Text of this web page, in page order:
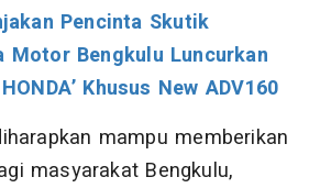
Pencinta Skutik
Motor Bengkulu Luncurkan
Khusus New ADV160
mampu memberikan
masyarakat Bengkulu,